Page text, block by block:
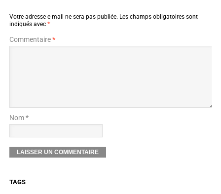
Votre adresse e-mail ne sera pas publiée. Les champs obligatoires sont
indiqués avec *
Commentaire*
Nom *
TAGS